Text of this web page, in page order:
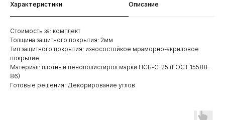
Характеристики Описание
Стоимость за: комплект
Толщина защитного покрытия: 2мм
Тип защитного покрытия: износостойкое мраморно-акриловое
покрытие
Материал: плотный пенополистирол марки ПСБ-С-25 (ГОСТ 15588-
86)
Готовые решения: Декорирование углов